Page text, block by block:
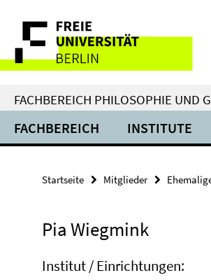
direkt
Inhalt
Service-
Navigation
FACHBEREICH PHILOSOPHIE UND
FACHBEREICH INSTITUTE
Startseite Mitglieder
Pia Wiegmink
Institut / Einrichtungen: